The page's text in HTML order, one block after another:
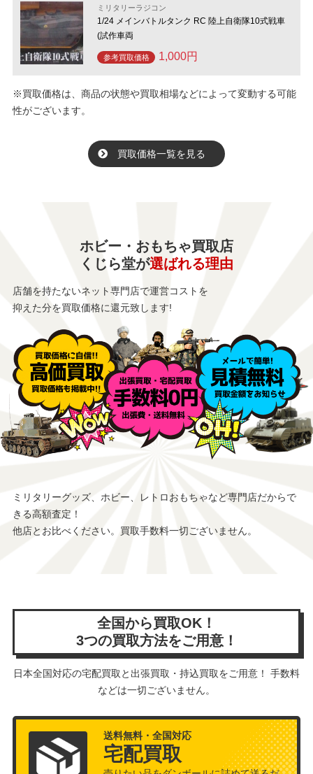
ミリタリーラジコン
1/24 メインバトルタンク RC 陸上自衛隊10式戦車
(試作車両
参考買取価格 1,000円
※買取価格は、商品の状態や買取相場などによって変動する可能
性がございます。
買取価格一覧を見る
ホビー・おもちゃ買取店
くじら堂が選ばれる理由
店舗を持たないネット専門店で運営コストを
抑えた分を買取価格に還元致します!
ミリタリーグッズ、ホビー、レトロおもちゃなど専門店だからで
きる高額査定！
他店とお比べください。買取手数料一切ございません。
全国から買取OK！
3つの買取方法をご用意！
日本全国対応の宅配買取と出張買取・持込買取をご用意！ 手数料
などは一切ございません。
送料無料・全国対応
宅配買取